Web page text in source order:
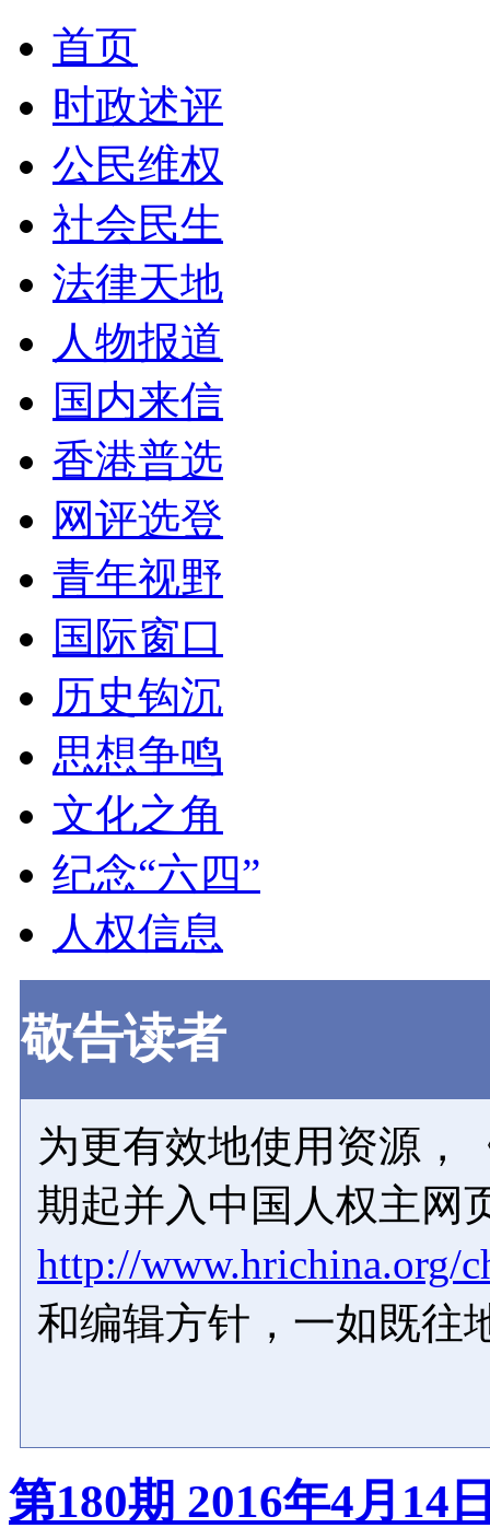
首页
时政述评
公民维权
社会民生
法律天地
人物报道
国内来信
香港普选
网评选登
青年视野
国际窗口
历史钩沉
思想争鸣
文化之角
纪念“六四”
人权信息
敬告读者
为更有效地使用资源，
期起并入中国人权主网
http://www.hrichina.org/
和编辑方针，一如既往
第180期 2016年4月14